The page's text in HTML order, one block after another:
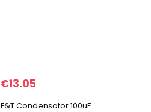
€13.05
F&T Condensator 100uF